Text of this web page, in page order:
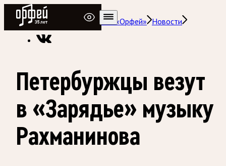
Радио Орфей
Радио классической музыки «Орфей» Новости
Петербуржцы везут
в «Зарядье» музыку
Рахманинова